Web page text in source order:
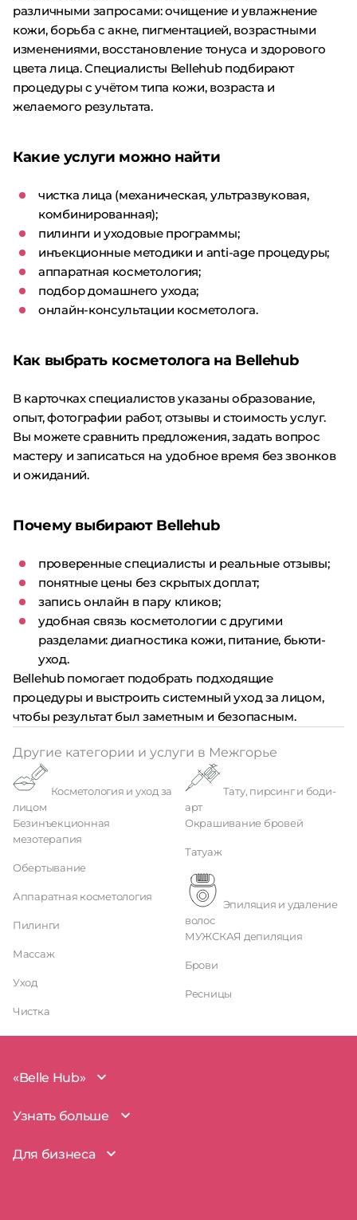
различными запросами: очищение и увлажнение
кожи, борьба с акне, пигментацией, возрастными
изменениями, восстановление тонуса и здорового
цвета лица. Специалисты Bellehub подбирают
процедуры с учётом типа кожи, возраста и
желаемого результата.
Какие услуги можно найти
чистка лица (механическая, ультразвуковая,
комбинированная);
пилинги и уходовые программы;
инъекционные методики и anti-age процедуры;
аппаратная косметология;
подбор домашнего ухода;
онлайн-консультации косметолога.
Как выбрать косметолога на Bellehub
В карточках специалистов указаны образование,
опыт, фотографии работ, отзывы и стоимость услуг.
Вы можете сравнить предложения, задать вопрос
мастеру и записаться на удобное время без звонков
и ожиданий.
Почему выбирают Bellehub
проверенные специалисты и реальные отзывы;
понятные цены без скрытых доплат;
запись онлайн в пару кликов;
удобная связь косметологии с другими
разделами: диагностика кожи, питание, бьюти-
уход.
Bellehub помогает подобрать подходящие
процедуры и выстроить системный уход за лицом,
чтобы результат был заметным и безопасным.
Другие категории и услуги в Межгорье
лицом
Безинъекционная
мезотерапия
Обертывание
Аппаратная косметология
Пилинги
Массаж
Уход
Чистка
арт
Окрашивание бровей
Татуаж
волос
МУЖСКАЯ депиляция
Брови
Ресницы
«Belle Hub»
О проекте
Наша команда
Узнать больше
BelleHub для вас
Для бизнеса